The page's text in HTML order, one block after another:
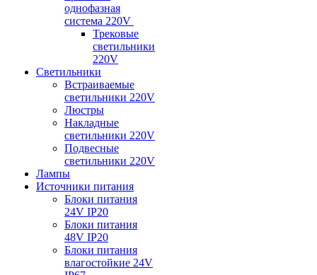
однофазная
система 220V
Трековые
светильники
220V
Светильники
Встраиваемые
светильники 220V
Люстры
Накладные
светильники 220V
Подвесные
светильники 220V
Лампы
Источники питания
Блоки питания
24V IP20
Блоки питания
48V IP20
Блоки питания
влагостойкие 24V